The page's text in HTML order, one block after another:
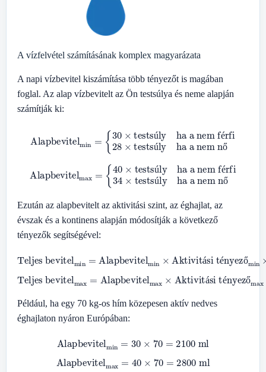
A vízfelvétel számításának komplex magyarázata
A napi vízbevitel kiszámítása több tényezőt is magában
foglal. Az alap vízbevitelt az Ön testsúlya és neme alapján
számítják ki:
ú é
ú ő
min= 30 testsúly
×testsúly ha a nem nő
ú é
ú ő
max= 40 testsúly
×testsúly ha a nem nő
Ezután az alapbevitelt az aktivitási szint, az éghajlat, az
évszak és a kontinens alapján módosítják a következő
tényezők segítségével:
á é ő
Teljes bevitel min=Alapbevitelmin×
Aktivitási tényezőmin×
Éghajlati tényezőmin× Évszaktényezőmin Kontinenstényező
min
á é ő
Teljes bevitel max=Alapbevitel max×
Aktivitási tényezőmax×
Éghajlati tényezőmax× Évszaktényezőmax Kontinenstényező
max
Például, ha egy 70 kg-os hím közepesen aktív nedves
éghajlaton nyáron Európában:
Alapbevitel =30× 70= 2100ml
Alapbevitel
=40× 70= 2800ml